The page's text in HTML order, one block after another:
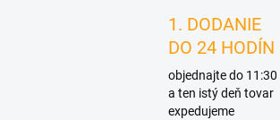
1. DODANIE
DO 24 HODÍN
objednajte do 11:30
a ten istý deň tovar
expedujeme